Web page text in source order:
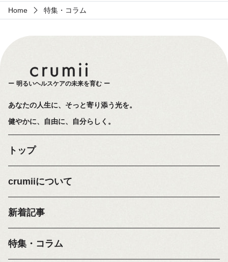
Home 特集・コラム
明るいヘルスケアの未来を育む
あなたの人生に、そっと寄り添う光を。
健やかに、自由に、自分らしく。
トップ
crumiiについて
新着記事
特集・コラム